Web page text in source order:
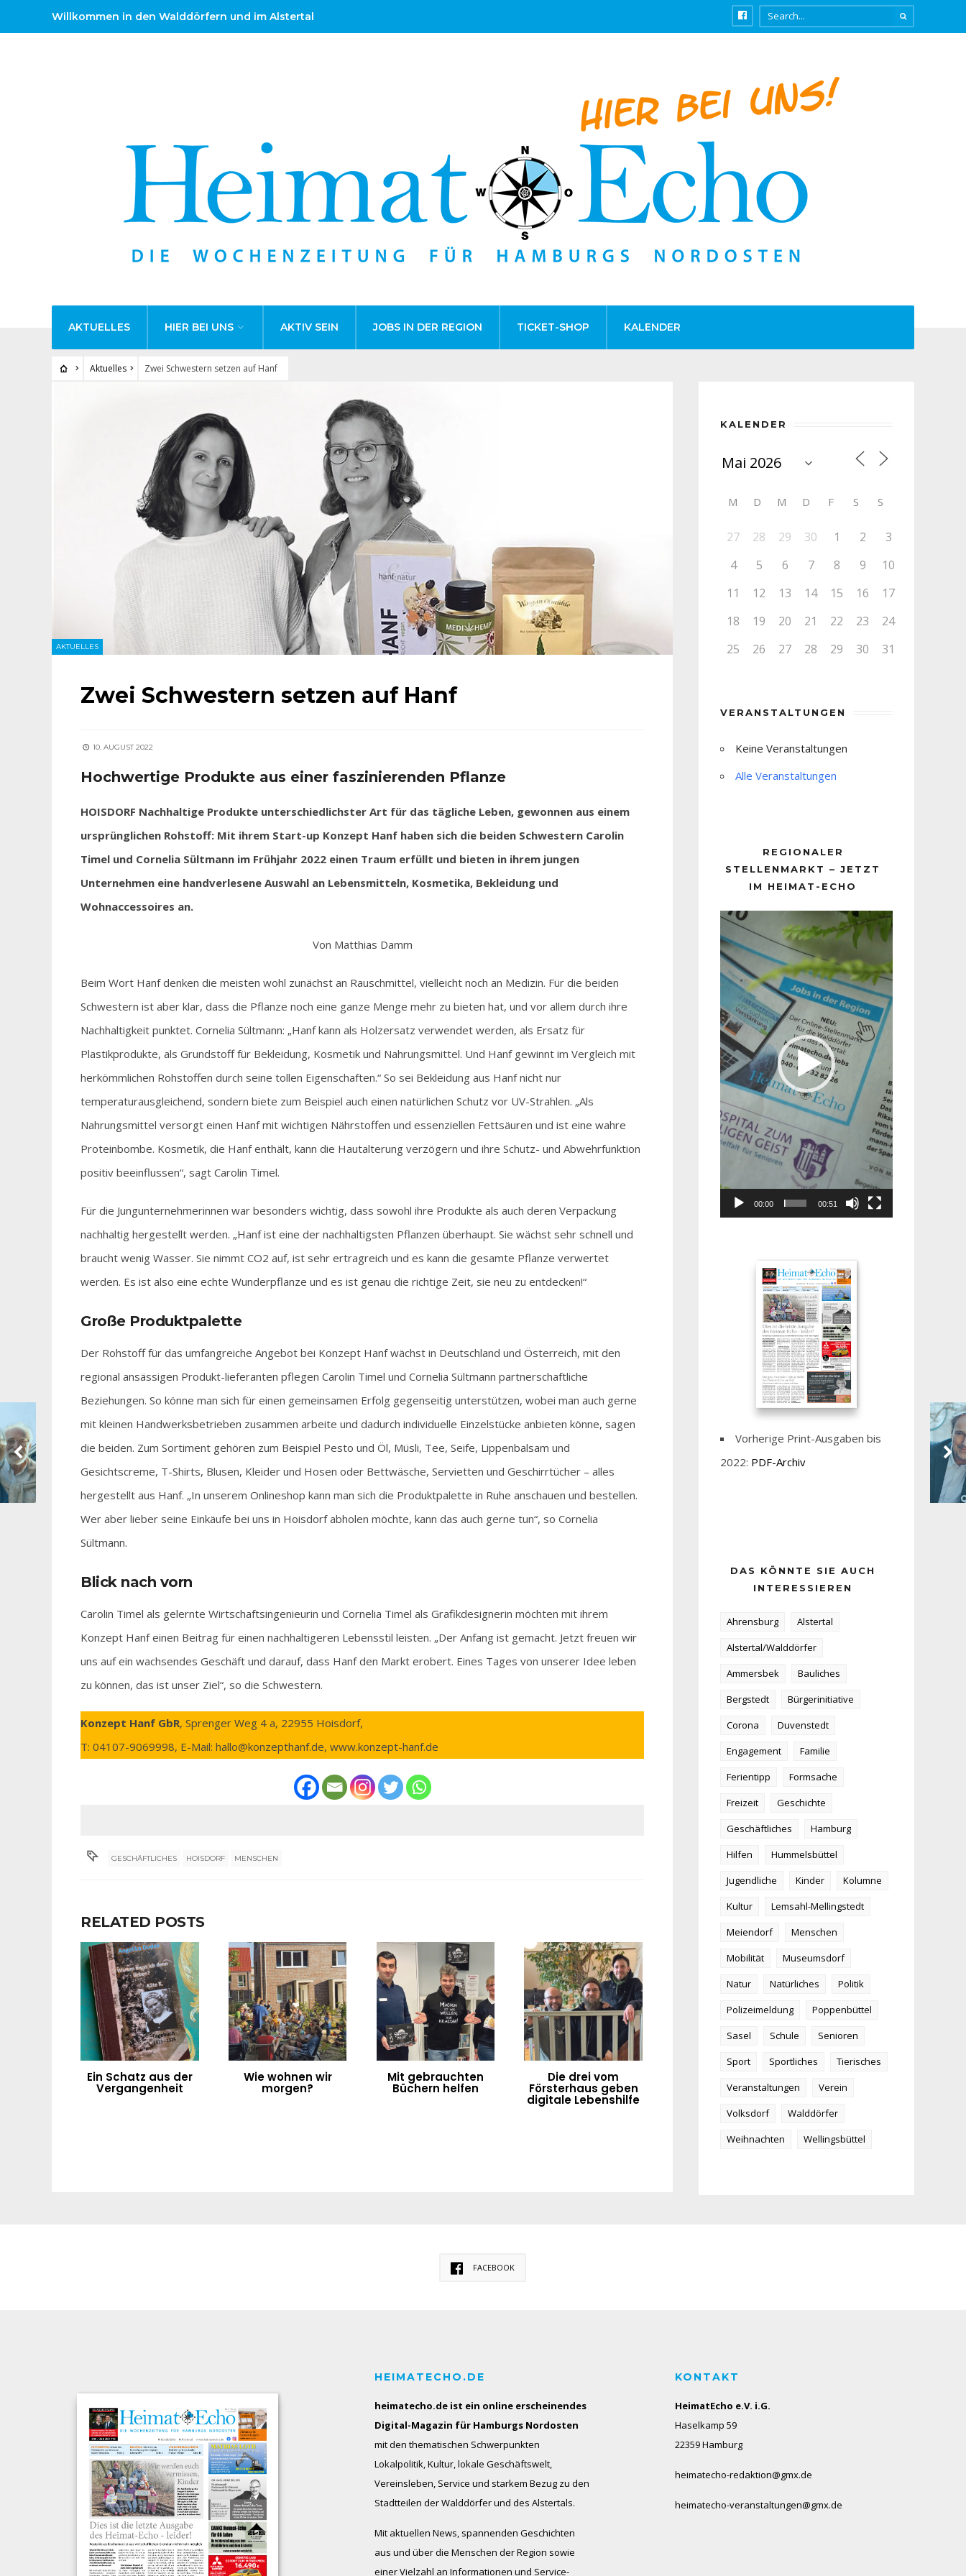
Willkommen in den Walddörfern und im Alstertal
AKTUELLES HIER BEI UNS AKTIV SEIN JOBS IN DER REGION TICKET-SHOP KALENDER
Aktuelles Zwei Schwestern setzen auf Hanf
AKTUELLES
Zwei Schwestern setzen auf Hanf
10. AUGUST 2022
Hochwertige Produkte aus einer faszinierenden Pflanze
HOISDORF Nachhaltige Produkte unterschiedlichster Art für das tägliche Leben, gewonnen aus einem
ursprünglichen Rohstoff: Mit ihrem Start-up Konzept Hanf haben sich die beiden Schwestern Carolin
Timel und Cornelia Sültmann im Frühjahr 2022 einen Traum erfüllt und bieten in ihrem jungen
Unternehmen eine handverlesene Auswahl an Lebensmitteln, Kosmetika, Bekleidung und
Wohnaccessoires an.
Von Matthias Damm
Beim Wort Hanf denken die meisten wohl zunächst an Rauschmittel, vielleicht noch an Medizin. Für die beiden
Schwestern ist aber klar, dass die Pflanze noch eine ganze Menge mehr zu bieten hat, und vor allem durch ihre
Nachhaltigkeit punktet. Cornelia Sültmann: „Hanf kann als Holzersatz verwendet werden, als Ersatz für
Plastikprodukte, als Grundstoff für Bekleidung, Kosmetik und Nahrungsmittel. Und Hanf gewinnt im Vergleich mit
herkömmlichen Rohstoffen durch seine tollen Eigenschaften.“ So sei Bekleidung aus Hanf nicht nur
temperaturausgleichend, sondern biete zum Beispiel auch einen natürlichen Schutz vor UV-Strahlen. „Als
Nahrungsmittel versorgt einen Hanf mit wichtigen Nährstoffen und essenziellen Fettsäuren und ist eine wahre
Proteinbombe. Kosmetik, die Hanf enthält, kann die Hautalterung verzögern und ihre Schutz- und Abwehrfunktion
positiv beeinflussen“, sagt Carolin Timel.
Für die Jungunternehmerinnen war besonders wichtig, dass sowohl ihre Produkte als auch deren Verpackung
nachhaltig hergestellt werden. „Hanf ist eine der nachhaltigsten Pflanzen überhaupt. Sie wächst sehr schnell und
braucht wenig Wasser. Sie nimmt CO2 auf, ist sehr ertragreich und es kann die gesamte Pflanze verwertet
werden. Es ist also eine echte Wunderpflanze und es ist genau die richtige Zeit, sie neu zu entdecken!“
Große Produktpalette
Der Rohstoff für das umfangreiche Angebot bei Konzept Hanf wächst in Deutschland und Österreich, mit den
regional ansässigen Produkt-lieferanten pflegen Carolin Timel und Cornelia Sültmann partnerschaftliche
Beziehungen. So könne man sich für einen gemeinsamen Erfolg gegenseitig unterstützen, wobei man auch gerne
mit kleinen Handwerksbetrieben zusammen arbeite und dadurch individuelle Einzelstücke anbieten könne, sagen
die beiden. Zum Sortiment gehören zum Beispiel Pesto und Öl, Müsli, Tee, Seife, Lippenbalsam und
Gesichtscreme, T-Shirts, Blusen, Kleider und Hosen oder Bettwäsche, Servietten und Geschirrtücher – alles
hergestellt aus Hanf. „In unserem Onlineshop kann man sich die Produktpalette in Ruhe anschauen und bestellen.
Wer aber lieber seine Einkäufe bei uns in Hoisdorf abholen möchte, kann das auch gerne tun“, so Cornelia
Sültmann.
Blick nach vorn
Carolin Timel als gelernte Wirtschaftsingenieurin und Cornelia Timel als Grafikdesignerin möchten mit ihrem
Konzept Hanf einen Beitrag für einen nachhaltigeren Lebensstil leisten. „Der Anfang ist gemacht. Jetzt freuen wir
uns auf ein wachsendes Geschäft und darauf, dass Hanf den Markt erobert. Eines Tages von unserer Idee leben
zu können, das ist unser Ziel“, so die Schwestern.
Konzept Hanf GbR, Sprenger Weg 4 a, 22955 Hoisdorf,
T: 04107-9069998, E-Mail: hallo@konzepthanf.de, www.konzept-hanf.de
GESCHÄFTLICHES HOISDORF MENSCHEN
RELATED POSTS
Ein Schatz aus der
Vergangenheit
Wie wohnen wir
morgen?
Mit gebrauchten
Büchern helfen
Die drei vom
Försterhaus geben
digitale Lebenshilfe
KALENDER
M D M D F S S
27 28 29 30 1 2
3
4
5 6 7 8 9
10
11
12 13 14 15 16
17
18
19 20 21 22 23
24
25
26 27 28 29 30 31
VERANSTALTUNGEN
Keine Veranstaltungen
Alle Veranstaltungen
REGIONALER
STELLENMARKT – JETZT
IM HEIMAT-ECHO
Player
00:00 00:51
Vorherige Print-Ausgaben bis
2022: PDF-Archiv
DAS KÖNNTE SIE AUCH
INTERESSIEREN
Ahrensburg
Alstertal
Alstertal/Walddörfer
Ammersbek
Bauliches
Bergstedt
Bürgerinitiative
Corona
Duvenstedt
Engagement
Familie
Ferientipp
Formsache
Freizeit
Geschichte
Geschäftliches
Hamburg
Hilfen
Hummelsbüttel
Jugendliche
Kinder
Kolumne
Kultur
Lemsahl-Mellingstedt
Meiendorf
Menschen
Mobilität
Museumsdorf
Natur
Natürliches
Politik
Polizeimeldung
Poppenbüttel
Sasel
Schule
Senioren
Sport
Sportliches
Tierisches
Veranstaltungen
Verein
Volksdorf
Walddörfer
Weihnachten
Wellingsbüttel
FACEBOOK
HEIMATECHO.DE
heimatecho.de ist ein online erscheinendes
Digital-Magazin für Hamburgs Nordosten
mit den thematischen Schwerpunkten
Lokalpolitik, Kultur, lokale Geschäftswelt,
Vereinsleben, Service und starkem Bezug zu den
Stadtteilen der Walddörfer und des Alstertals.
Mit aktuellen News, spannenden Geschichten
aus und über die Menschen der Region sowie
einer Vielzahl an Informationen und Service-
KONTAKT
HeimatEcho e.V. i.G.
Haselkamp 59
22359 Hamburg
heimatecho-redaktion@gmx.de
heimatecho-veranstaltungen@gmx.de